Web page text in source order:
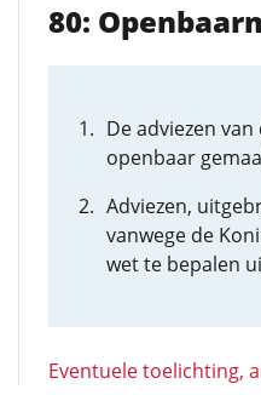
80:
De adviezen
openbaar
Adviezen,
vanwege de
wet te bepalen
Eventuele toelichting,